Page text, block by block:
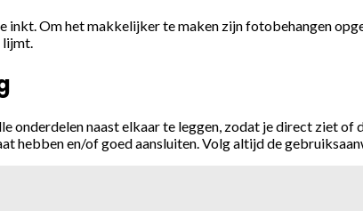
Om het makkelijker te maken zijn fotobehangen
lijmt.
naast elkaar te leggen, zodat je direct ziet of
hebben en/of goed aansluiten. Volg altijd de